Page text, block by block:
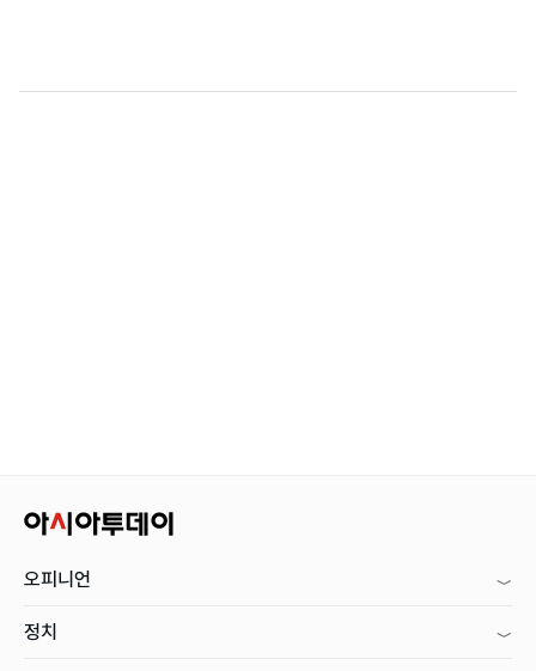
오피니언
정치